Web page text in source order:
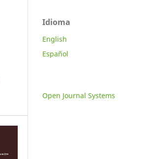
Idioma
English
Español
Open Journal Systems